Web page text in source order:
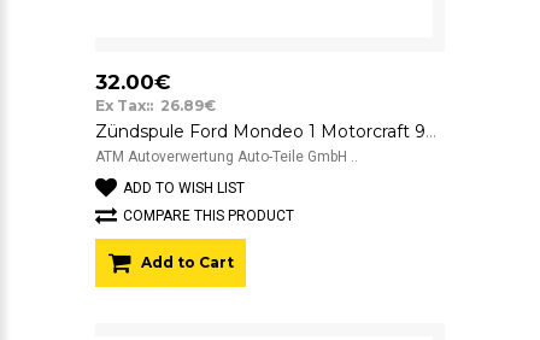
32.00€
Ex Tax:: 26.89€
Zündspule Ford Mondeo 1 Motorcraft 928F12020CA 12v
ATM Autoverwertung Auto-Teile GmbH ..
ADD TO WISH LIST
COMPARE THIS PRODUCT
Add to Cart